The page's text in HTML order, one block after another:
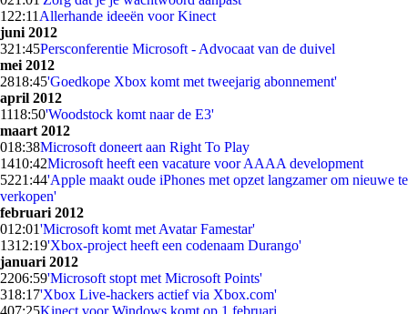
1 22:11 Allerhande ideeën voor Kinect
juni 2012
321:45Persconferentie Microsoft - Advocaat van de duivel
mei 2012
2818:45'Goedkope Xbox komt met tweejarig abonnement'
april 2012
1118:50'Woodstock komt naar de E3'
maart 2012
018:38Microsoft doneert aan Right To Play
1410:42Microsoft heeft een vacature voor AAAA development
5221:44'Apple maakt oude iPhones met opzet langzamer om nieuwe te
verkopen'
februari 2012
012:01'Microsoft komt met Avatar Famestar'
1312:19'Xbox-project heeft een codenaam Durango'
januari 2012
2206:59'Microsoft stopt met Microsoft Points'
318:17'Xbox Live-hackers actief via Xbox.com'
407:25Kinect voor Windows komt op 1 februari